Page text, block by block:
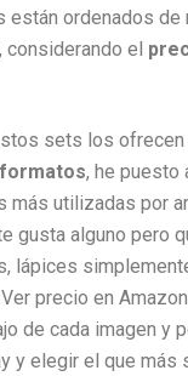
están ordenados de
el
sets los ofrecen
, he puesto
más utilizadas por
gusta alguno pero
lápices
precio en
de cada imagen y
y elegir el que más